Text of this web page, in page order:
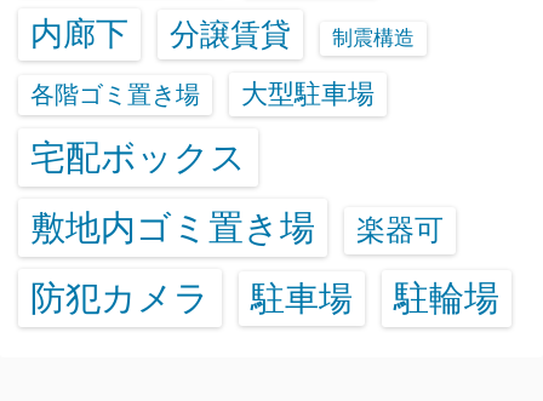
内廊下 分譲賃貸 制震構造
各階ゴミ置き場 大型駐車場
宅配ボックス
敷地内ゴミ置き場
楽器可
防犯カメラ 駐車場 駐輪場